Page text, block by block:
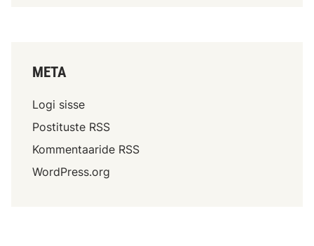
META
Logi sisse
Postituste RSS
Kommentaaride RSS
WordPress.org